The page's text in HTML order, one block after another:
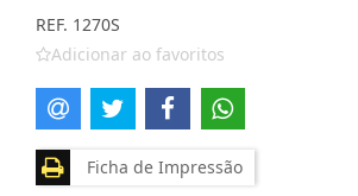
REF. 1270S
Adicionar ao favoritos
Ficha de Impressão